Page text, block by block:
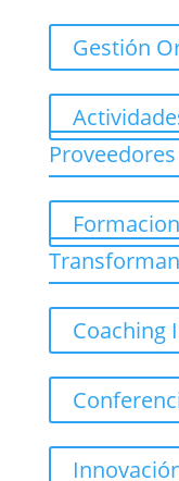
Gestión
Transforman
Coaching